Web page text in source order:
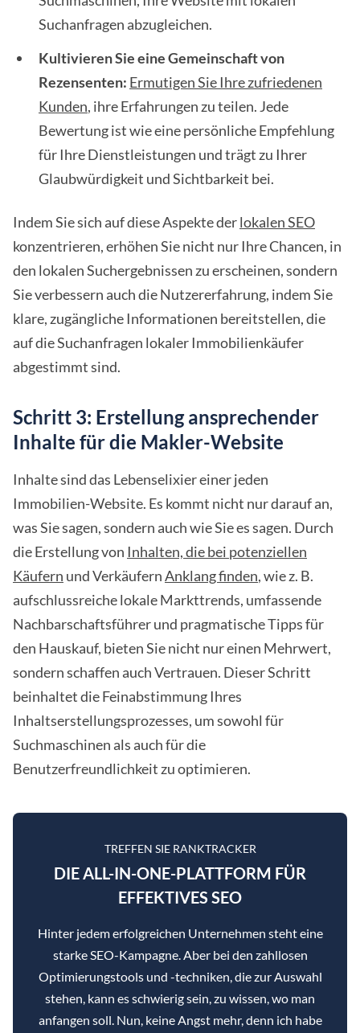
Suchanfragen abzugleichen.
Kultivieren Sie eine Gemeinschaft von
Rezensenten: Ermutigen Sie Ihre zufriedenen
Kunden, ihre Erfahrungen zu teilen. Jede
Bewertung ist wie eine persönliche Empfehlung
für Ihre Dienstleistungen und trägt zu Ihrer
Glaubwürdigkeit und Sichtbarkeit bei.
Indem Sie sich auf diese Aspekte derlokalen SEO
konzentrieren, erhöhen Sie nicht nur Ihre Chancen, in
den lokalen Suchergebnissen zu erscheinen, sondern
Sie verbessern auch die Nutzererfahrung, indem Sie
klare, zugängliche Informationen bereitstellen, die
auf die Suchanfragen lokaler Immobilienkäufer
abgestimmt sind.
Schritt 3: Erstellung ansprechender
Inhalte für die Makler-Website
Inhalte sind das Lebenselixier einer jeden
Immobilien-Website. Es kommt nicht nur darauf an,
was Sie sagen, sondern auch wie Sie es sagen. Durch
die Erstellung von Inhalten, die bei potenziellen
Käufern und VerkäufernAnklang finden, wie z. B.
aufschlussreiche lokale Markttrends, umfassende
Nachbarschaftsführer und pragmatische Tipps für
den Hauskauf, bieten Sie nicht nur einen Mehrwert,
sondern schaffen auch Vertrauen. Dieser Schritt
beinhaltet die Feinabstimmung Ihres
Inhaltserstellungsprozesses, um sowohl für
Suchmaschinen als auch für die
Benutzerfreundlichkeit zu optimieren.
TREFFEN SIE RANKTRACKER
DIE ALL-IN-ONE-PLATTFORM FÜR
EFFEKTIVES SEO
Hinter jedem erfolgreichen Unternehmen steht eine
starke SEO-Kampagne. Aber bei den zahllosen
Optimierungstools und -techniken, die zur Auswahl
stehen, kann es schwierig sein, zu wissen, wo man
anfangen soll. Nun, keine Angst mehr, denn ich habe